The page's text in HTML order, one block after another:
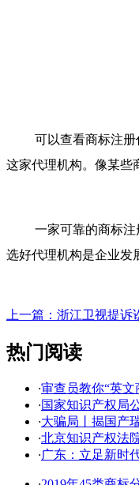
可以查看商标注
这家代理机构。像某些
一家可靠的商标
选好代理机构是企业发
上一篇： 浙江卫视提诉
热门阅读
·审查员教你“英文
·国家知识产权局
·大骗局丨揭国产
·北京知识产权法
·广东：立足新时